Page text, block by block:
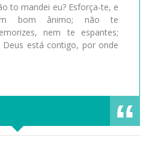
to mandei eu? Esforça-te, e
bom ânimo; não te
nem te espantes;
está contigo, por onde